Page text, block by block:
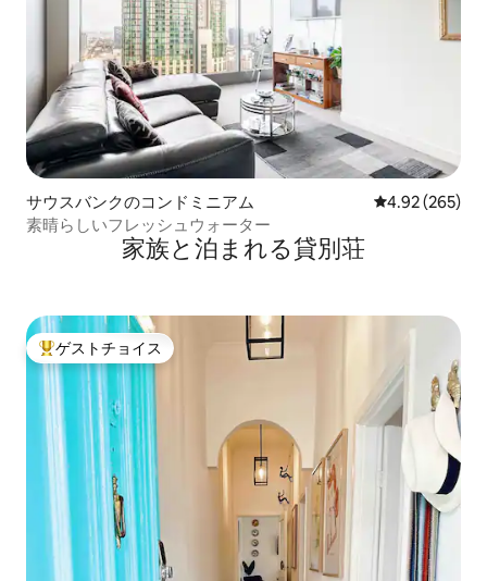
サウスバンクのコンドミニアム レビュー265
4.92 (265)
素晴らしいフレッシュウォーター
家族と泊まれる貸別荘
大好評のゲストチョイスです。
ゲストチョイス